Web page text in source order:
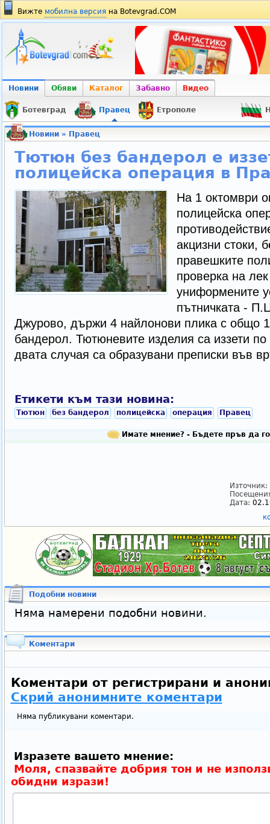
Вижте мобилна версия на Botevgrad.COM
Новини Обяви Каталог Забавно Видео
Ботевград Правец Етрополе
Новини» Правец
Тютюн без бандерол е
полицейска операция в
На 1 октомври
полицейска
акцизни стоки,
правешките
проверка на
униформените
пътничката -
Джурово, държи 4 найлонови плика с общо
бандерол. Тютюневите изделия са иззети
двата случая са образувани преписки във
Етикети към тази новина:
Тютюн без бандерол полицейска операция Правец
Имате мнение? - Бъдете пръв да го
Източник:
Дата:
Подобни новини
Няма намерени подобни новини.
Коментари
Коментари от регистрирани и
Скрий анонимните коментари
Няма публикувани коментари.
Изразете вашето мнение:
Моля, спазвайте добрия тон и не
обидни изрази!